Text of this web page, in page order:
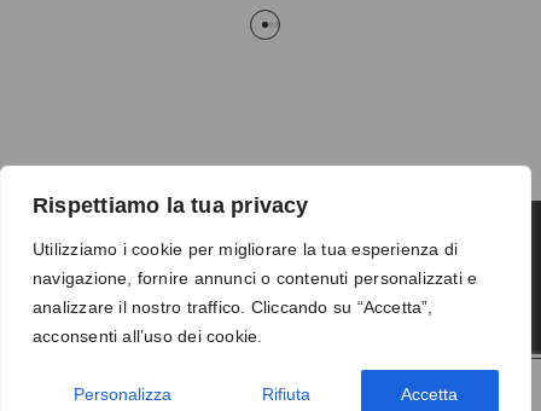
Rispettiamo la tua privacy
Utilizziamo i cookie per migliorare la tua esperienza di
navigazione, fornire annunci o contenuti personalizzati e
analizzare il nostro traffico. Cliccando su “Accetta”,
acconsenti all’uso dei cookie.
Personalizza Rifiuta Accetta
AGGIUNGI AL CARRELLO
Termini e condizioni-Privacy-Reso